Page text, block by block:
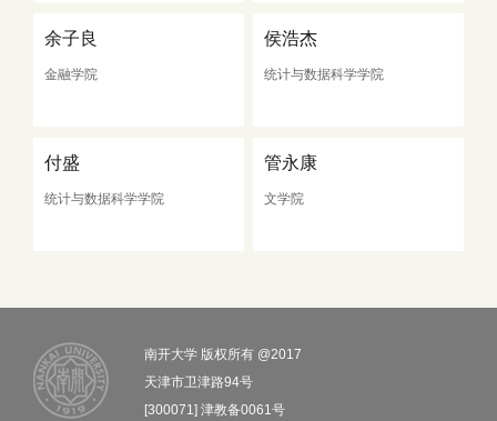
余子良
金融学院
侯浩杰
统计与数据科学学院
付盛
统计与数据科学学院
管永康
文学院
南开大学 版权所有 @2017
天津市卫津路94号
[300071] 津教备0061号